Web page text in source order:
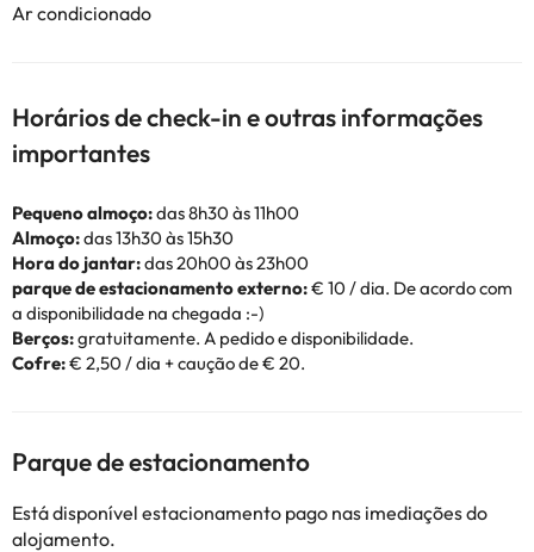
Ar condicionado
Horários de check-in e outras informações
importantes
Pequeno almoço:das 8h30 às 11h00
Almoço:das 13h30 às 15h30
Hora do jantar:das 20h00 às 23h00
parque de estacionamento externo:€ 10 / dia. De acordo com
a disponibilidade na chegada :-)
Berços:gratuitamente. A pedido e disponibilidade.
Cofre:€ 2,50 / dia + caução de € 20.
Parque de estacionamento
Está disponível estacionamento pago nas imediações do
alojamento.